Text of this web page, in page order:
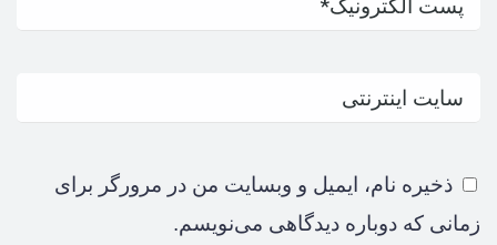
ذخیره نام، ایمیل و وبسایت من در مرورگر برای
زمانی که دوباره دیدگاهی می‌نویسم.